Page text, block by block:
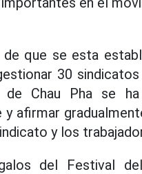
que se esta
30
Chau Pha se
y afirmar
y los
del Festival